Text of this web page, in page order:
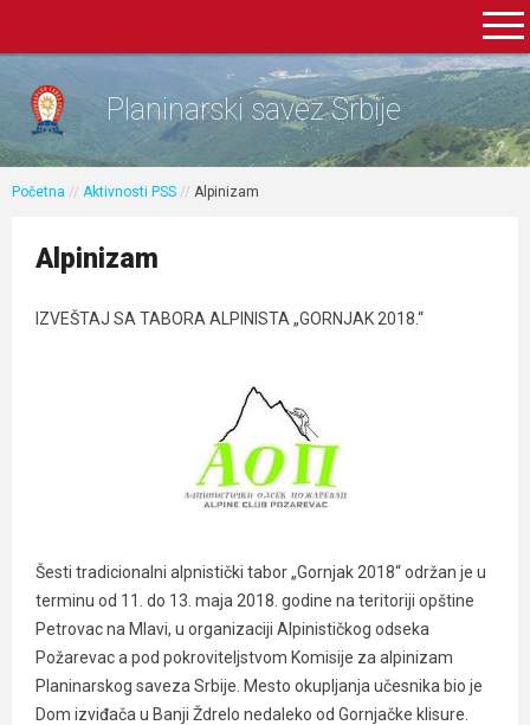
Planinarski savez Srbije
Početna // Aktivnosti PSS // Alpinizam
Alpinizam
IZVEŠTAJ SA TABORA ALPINISTA „GORNJAK 2018.“
Šesti tradicionalni alpnistički tabor „Gornjak 2018“ održan je u
terminu od 11. do 13. maja 2018. godine na teritoriji opštine
Petrovac na Mlavi, u organizaciji Alpinističkog odseka
Požarevac a pod pokroviteljstvom Komisije za alpinizam
Planinarskog saveza Srbije. Mesto okupljanja učesnika bio je
Dom izviđača u Banji Ždrelo nedaleko od Gornjačke klisure.